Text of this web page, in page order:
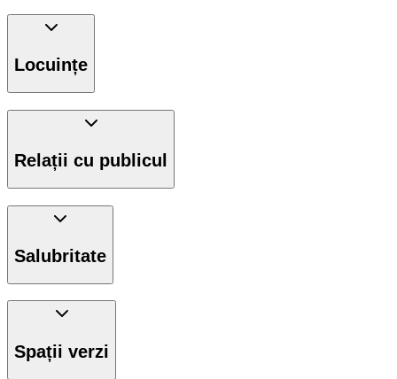
Locuințe
Relații cu publicul
Salubritate
Spații verzi